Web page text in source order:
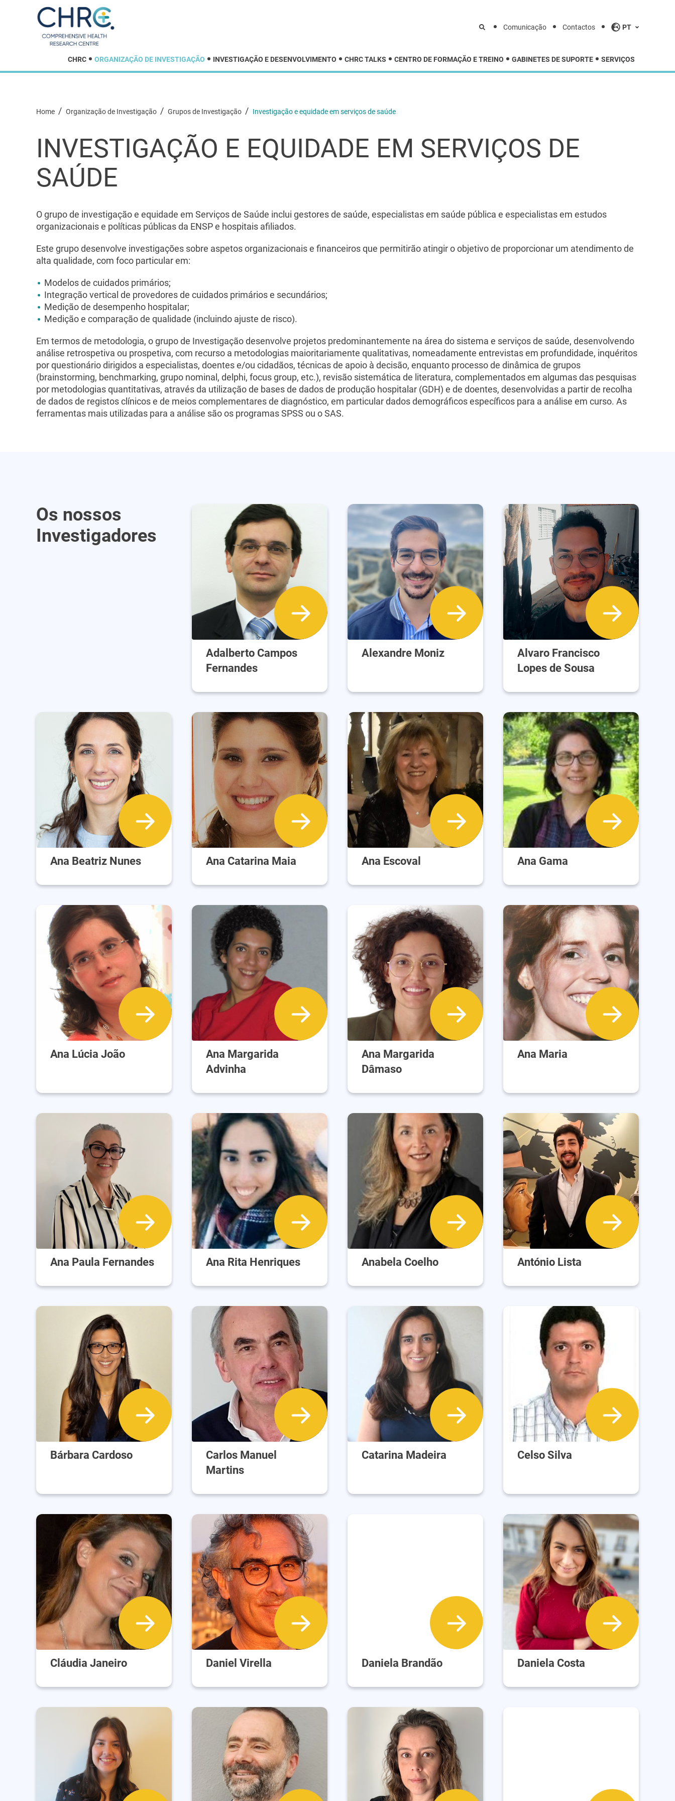
Comunicação Contactos PT
CHRC ORGANIZAÇÃO DE INVESTIGAÇÃO INVESTIGAÇÃO E DESENVOLVIMENTO CHRC TALKS CENTRO DE FORMAÇÃO E TREINO GABINETES DE SUPORTE SERVIÇOS
Home / Organização de Investigação / Grupos de Investigação / Investigação e equidade em serviços de saúde
INVESTIGAÇÃO E EQUIDADE EM SERVIÇOS DE
SAÚDE
O grupo de investigação e equidade em Serviços de Saúde inclui gestores de saúde, especialistas em saúde pública e especialistas em estudos
organizacionais e políticas públicas da ENSP e hospitais afiliados.
Este grupo desenvolve investigações sobre aspetos organizacionais e financeiros que permitirão atingir o objetivo de proporcionar um atendimento de
alta qualidade, com foco particular em:
Modelos de cuidados primários;
Integração vertical de provedores de cuidados primários e secundários;
Medição de desempenho hospitalar;
Medição e comparação de qualidade (incluindo ajuste de risco).
Em termos de metodologia, o grupo de Investigação desenvolve projetos predominantemente na área do sistema e serviços de saúde, desenvolvendo
análise retrospetiva ou prospetiva, com recurso a metodologias maioritariamente qualitativas, nomeadamente entrevistas em profundidade, inquéritos
por questionário dirigidos a especialistas, doentes e/ou cidadãos, técnicas de apoio à decisão, enquanto processo de dinâmica de grupos
(brainstorming, benchmarking, grupo nominal, delphi, focus group, etc.), revisão sistemática de literatura, complementados em algumas das pesquisas
por metodologias quantitativas, através da utilização de bases de dados de produção hospitalar (GDH) e de doentes, desenvolvidas a partir de recolha
de dados de registos clínicos e de meios complementares de diagnóstico, em particular dados demográficos específicos para a análise em curso. As
ferramentas mais utilizadas para a análise são os programas SPSS ou o SAS.
Os nossos
Investigadores
Adalberto Campos
Fernandes
Alexandre Moniz
Alvaro Francisco
Lopes de Sousa
Ana Beatriz Nunes Ana Catarina Maia Ana Escoval Ana Gama
Ana Lúcia João
Ana Margarida
Advinha
Ana Margarida
Dâmaso
Ana Maria
Ana Paula Fernandes Ana Rita Henriques Anabela Coelho António Lista
Bárbara Cardoso
Carlos Manuel
Martins
Catarina Madeira Celso Silva
Cláudia Janeiro Daniel Virella Daniela Brandão Daniela Costa